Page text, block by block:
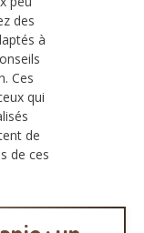
des
à
Ces
qui
de
de ces